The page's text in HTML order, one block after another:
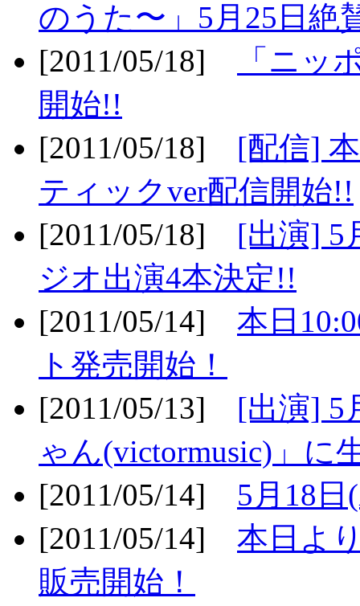
のうた〜」5月25日絶
[2011/05/18]
「ニッ
開始!!
[2011/05/18] [配信]
ティックver配信開始!!
[2011/05/18] [出演] 5
ジオ出演4本決定!!
[2011/05/14] 本日
ト発売開始！
[2011/05/13] [出演] 5
ゃん(victormusic)」に
[2011/05/14] 5月18
[2011/05/14] 本日よ
販売開始！